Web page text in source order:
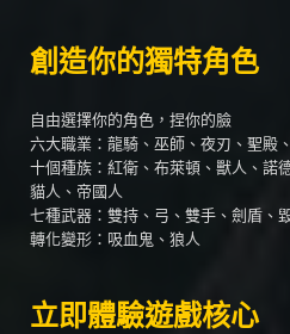
創造你的獨特角色
自由選擇你的角色，捏你的臉
六大職業：龍騎、巫師、夜刃、聖殿
十個種族：紅衛、布萊頓、獸人、諾
貓人、帝國人
七種武器：雙持、弓、雙手、劍盾、
轉化變形：吸血鬼、狼人
立即體驗遊戲核心